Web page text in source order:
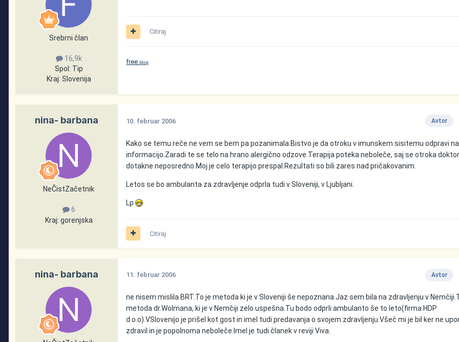
Srebrni član
16,9k
Spol: Tip
Kraj: Slovenija
Citiraj
freeBlog
nina- barbana
NeČistZačetnik
6
Kraj: gorenjska
Avtor
10. februar 2006
Kako se temu reče ne vem se bem pa pozanimala.Bistvo je da otroku v imunskem sisitemu odpravi
informacijo.Zaradi te se telo na hrano alergično odzove.Terapija poteka neboleče, saj se otroka
dotakne neposredno.Moj je celo terapijo prespal.Rezultati so bili zares nad pričakovanim.
Letos se bo ambulanta za zdravljenje odprla tudi v Sloveniji, v Ljubljani.
Lp
Citiraj
nina- barbana Avtor
11. februar 2006
ne nisem mislila BRT.To je metoda ki je v Sloveniji še nepoznana.Jaz sem bila na zdravljenju v
metoda dr.Wolmana, ki je v Nemčiji zelo uspešna.Tu bodo odprli ambulanto še to leto(firma HDP
d.o.o).VSlovenijo je prišel kot gost in imel tudi predavanja o svojem zdravljenju.Všeč mi je bil ker ne
zdravil in je popolnoma neboleče.Imel je tudi članek v reviji Viva.